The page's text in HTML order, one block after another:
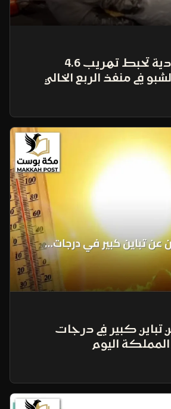
الجمارك السعودية تحبط تهريب 4.6
في منفذ الربع الخالي
تباين كبير في درجات
المملكة اليوم